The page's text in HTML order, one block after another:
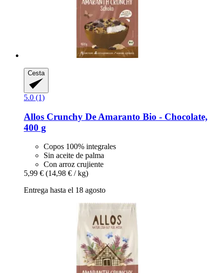
Cesta
5.0 (1)
Allos Crunchy De Amaranto Bio -​ Chocolate,
400 g
Copos 100% integrales
Sin aceite de palma
Con arroz crujiente
5,99 € (14,98 € / kg)
Entrega hasta el 18 agosto